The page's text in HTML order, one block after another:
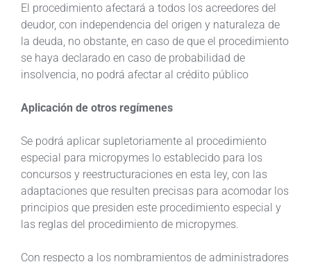
El procedimiento afectará a todos los acreedores del
deudor, con independencia del origen y naturaleza de
la deuda, no obstante, en caso de que el procedimiento
se haya declarado en caso de probabilidad de
insolvencia, no podrá afectar al crédito público
Aplicación de otros regímenes
Se podrá aplicar supletoriamente al procedimiento
especial para micropymes lo establecido para los
concursos y reestructuraciones en esta ley, con las
adaptaciones que resulten precisas para acomodar los
principios que presiden este procedimiento especial y
las reglas del procedimiento de micropymes.
Con respecto a los nombramientos de administradores